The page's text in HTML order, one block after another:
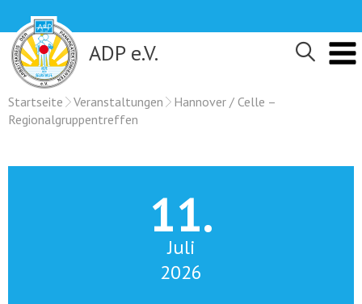
content
ADP e.V.
Startseite Veranstaltungen
Hannover / Celle –
Regionalgruppentreffen
11.
Juli
2026